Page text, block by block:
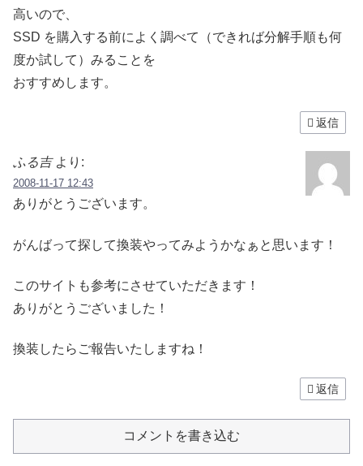
高いので、
SSD を購入する前によく調べて（できれば分解手順も何
度か試して）みることを
おすすめします。
返信
ふる吉 より:
2008-11-17 12:43
ありがとうございます。
がんばって探して換装やってみようかなぁと思います！
このサイトも参考にさせていただきます！
ありがとうございました！
換装したらご報告いたしますね！
返信
コメントを書き込む